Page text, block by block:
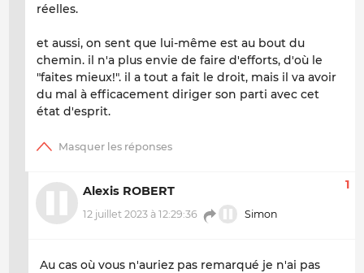
réelles.
et aussi, on sent que lui-même est au bout du
chemin. il n'a plus envie de faire d'efforts, d'où le
"faites mieux!". il a tout a fait le droit, mais il va avoir
du mal à efficacement diriger son parti avec cet
état d'esprit.
Alexis ROBERT
12 juillet 2023 à 12:29:36 Simon
1
Au cas où vous n'auriez pas remarqué je n'ai pas